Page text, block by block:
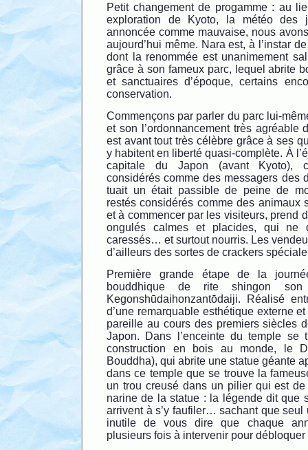
Petit changement de progamme : au
exploration de Kyoto, la météo des
annoncée comme mauvaise, nous
aujourd’hui même. Nara est, à l’instar
dont la renommée est unanimement
grâce à son fameux parc, lequel abrite
et sanctuaires d’époque, certains
conservation.
Commençons par parler du parc lui-
et son l’ordonnancement très agréable
est avant tout très célèbre grâce à ses
y habitent en liberté quasi-complète. À
capitale du Japon (avant Kyoto),
considérés comme des messagers des
tuait un était passible de peine de
restés considérés comme des animaux
et à commencer par les visiteurs, prend
ongulés calmes et placides, qui ne
caressés… et surtout nourris. Les
d’ailleurs des sortes de crackers
Première grande étape de la
bouddhique de rite shingon
Kegonshūdaihonzantōdaiji. Réalisé
d’une remarquable esthétique externe
pareille au cours des premiers siècles
Japon. Dans l’enceinte du temple se
construction en bois au monde, le
Bouddha), qui abrite une statue géante
dans ce temple que se trouve la
un trou creusé dans un pilier qui est
narine de la statue : la légende dit que
arrivent à s’y faufiler… sachant que seul
inutile de vous dire que chaque
plusieurs fois à intervenir pour